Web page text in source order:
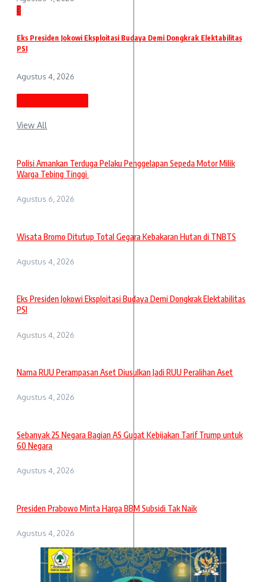
3
Eks Presiden Jokowi Eksploitasi Budaya Demi Dongkrak Elektabilitas
PSI
Agustus 4, 2026
View All
Polisi Amankan Terduga Pelaku Penggelapan Sepeda Motor Milik
Warga Tebing Tinggi
Agustus 6, 2026
Wisata Bromo Ditutup Total Gegara Kebakaran Hutan di TNBTS
Agustus 4, 2026
Eks Presiden Jokowi Eksploitasi Budaya Demi Dongkrak Elektabilitas
PSI
Agustus 4, 2026
Nama RUU Perampasan Aset Diusulkan Jadi RUU Peralihan Aset
Agustus 4, 2026
Sebanyak 25 Negara Bagian AS Gugat Kebijakan Tarif Trump untuk
60 Negara
Agustus 4, 2026
Presiden Prabowo Minta Harga BBM Subsidi Tak Naik
Agustus 4, 2026